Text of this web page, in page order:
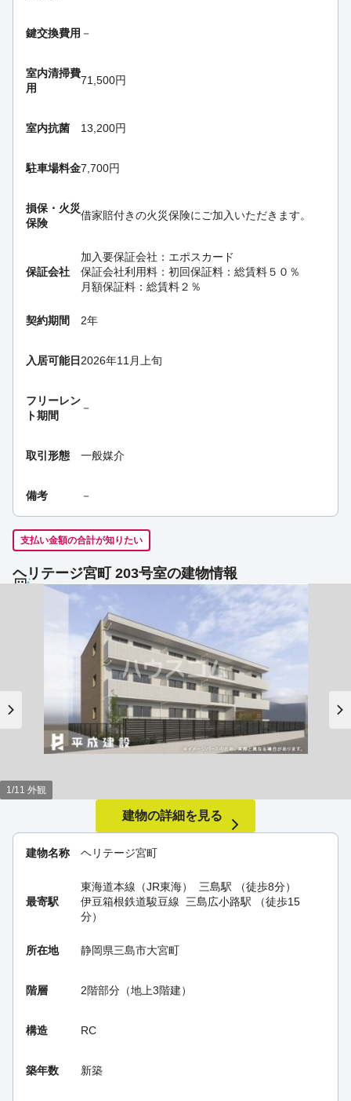
鍵交換費用 －
室内清掃費
用
71,500円
室内抗菌 13,200円
駐車場料金7,700円
損保・ 火災
保険
借家賠付きの火災保険にご加入いただきます。
保証会社
加入要保証会社：エポスカード
保証会社利用料：初回保証料：総賃料５０％
月額保証料：総賃料２％
契約期間 2年
入居可能日2026年11月上旬
フリーレン
ト期間
－
取引形態 一般媒介
備考 －
支払い金額の合計が知りたい
ヘリテージ宮町 203号室の建物情報
建物名称 ヘリテージ宮町
最寄駅
東海道本線（JR東海） 三島駅 （徒歩8分）
伊豆箱根鉄道駿豆線
三島広小路駅 （徒歩15
分）
所在地 静岡県三島市大宮町
階層 2階部分（地上3階建）
構造 RC
築年数 新築
1/11 外観
建物の詳細を見る